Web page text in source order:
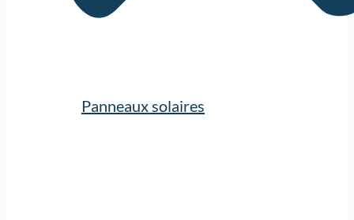
Panneaux solaires